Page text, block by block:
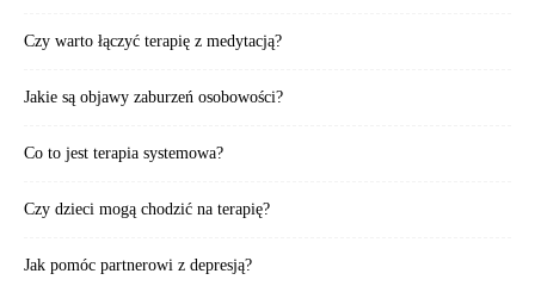
Czy warto łączyć terapię z medytacją?
Jakie są objawy zaburzeń osobowości?
Co to jest terapia systemowa?
Czy dzieci mogą chodzić na terapię?
Jak pomóc partnerowi z depresją?